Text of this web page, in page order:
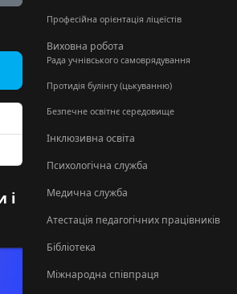
Показати пароль
і
Професійна орієнтація ліцеїстів
Виховна робота
Рада учнівського самоврядування
Протидія булінгу (цькуванню)
Безпечне освітнє середовище
Інклюзивна освіта
Психологічна служба
Медична служба
Атестація педагогічних працівників
Бібліотека
Міжнародна співпраця